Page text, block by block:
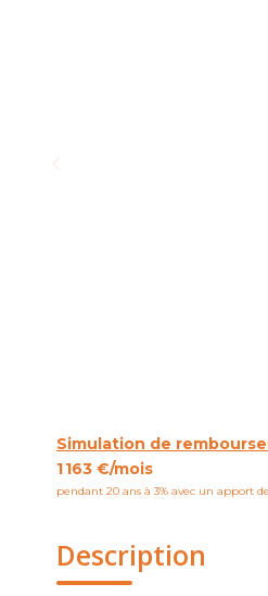
Simulation de
1 163 €/mois
pendant 20 ans à 3% avec un apport
Description